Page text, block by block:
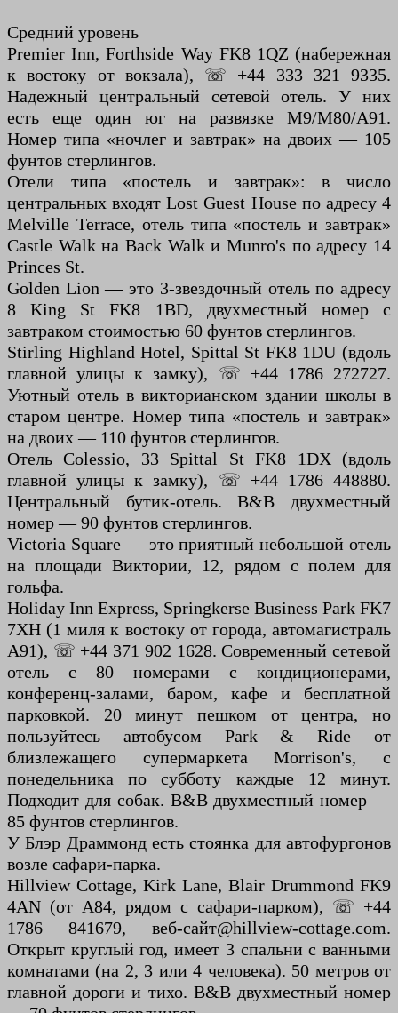
Средний уровень
Premier Inn, Forthside Way FK8 1QZ (набережная
к востоку от вокзала), ☏ +44 333 321 9335.
Надежный центральный сетевой отель. У них
есть еще один юг на развязке М9/М80/А91.
Номер типа «ночлег и завтрак» на двоих — 105
фунтов стерлингов.
Отели типа «постель и завтрак»: в число
центральных входят Lost Guest House по адресу 4
Melville Terrace, отель типа «постель и завтрак»
Castle Walk на Back Walk и Munro's по адресу 14
Princes St.
Golden Lion — это 3-звездочный отель по адресу
8 King St FK8 1BD, двухместный номер с
завтраком стоимостью 60 фунтов стерлингов.
Stirling Highland Hotel, Spittal St FK8 1DU (вдоль
главной улицы к замку), ☏ +44 1786 272727.
Уютный отель в викторианском здании школы в
старом центре. Номер типа «постель и завтрак»
на двоих — 110 фунтов стерлингов.
Отель Colessio, 33 Spittal St FK8 1DX (вдоль
главной улицы к замку), ☏ +44 1786 448880.
Центральный бутик-отель. B&B двухместный
номер — 90 фунтов стерлингов.
Victoria Square — это приятный небольшой отель
на площади Виктории, 12, рядом с полем для
гольфа.
Holiday Inn Express, Springkerse Business Park FK7
7XH (1 миля к востоку от города, автомагистраль
A91), ☏ +44 371 902 1628. Современный сетевой
отель с 80 номерами с кондиционерами,
конференц-залами, баром, кафе и бесплатной
парковкой. 20 минут пешком от центра, но
пользуйтесь автобусом Park & Ride от
близлежащего супермаркета Morrison's, с
понедельника по субботу каждые 12 минут.
Подходит для собак. B&B двухместный номер —
85 фунтов стерлингов.
У Блэр Драммонд есть стоянка для автофургонов
возле сафари-парка.
Hillview Cottage, Kirk Lane, Blair Drummond FK9
4AN (от A84, рядом с сафари-парком), ☏ +44
1786 841679, веб-сайт@hillview-cottage.com.
Открыт круглый год, имеет 3 спальни с ванными
комнатами (на 2, 3 или 4 человека). 50 метров от
главной дороги и тихо. B&B двухместный номер